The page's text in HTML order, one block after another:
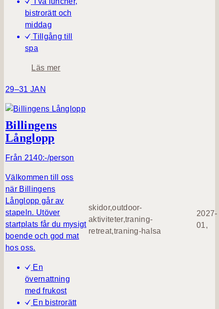
C
t
i
k
s
o
bistrorätt och
middag
Tillgång till
spa
Läs mero
g
a
g
l
g
m
29–31 JAN
Billingens
Långlopp
Från 2140:-/person
Välkommen till oss
när Billingens
Långlopp går av
stapeln. Utöver
startplats får du mysigt
boende och god mat
hos oss.
En
övernattning
med frukost
En bistrorätt
skidor,outdoor-
aktiviteter,traning-
retreat,traning-halsa
2027-
01,